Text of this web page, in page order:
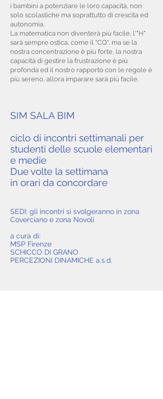
i bambini a potenziare le loro capacità, non
solo scolastiche ma soprattutto di crescita ed
autonomia.
La matematica non diventerà più facile, l'"H"
sarà sempre ostica, come il "CQ", ma se la
nostra concentrazione è più forte, la nostra
capacità di gestire la frustrazione è più
profonda ed il nostro rapporto con le regole è
più sereno, allora imparare sarà più facile.
SIM SALA BIM
ciclo di incontri settimanali per
studenti delle scuole elementari
e medie
Due volte la settimana
in orari da concordare
SEDI: gli incontri si svolgeranno in zona
Coverciano e zona Novoli
a cura di:
MSP Firenze
SCHICCO DI GRANO
PERCEZIONI DINAMICHE a.s.d.